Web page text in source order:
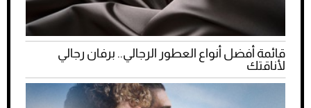
قائمة أفضل أنواع العطور الرجالي.. برفان رجالي
لأناقتك